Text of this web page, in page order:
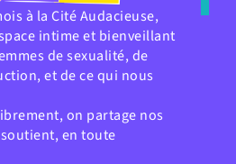
à la Cité Audacieuse,
intime et bienveillant
de sexualité, de
et de ce qui nous
on partage nos
en toute